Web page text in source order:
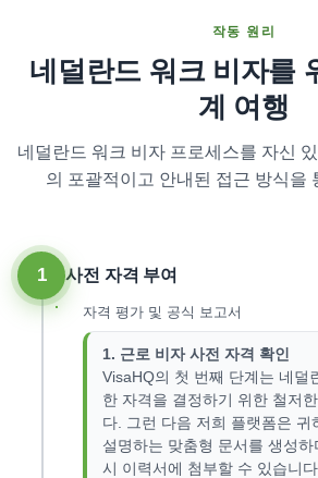
작동 원리
네덜란드 워크 비자를
계 여행
네덜란드 워크 비자 프로세스를 자신
의 포괄적이고 안내된 접근 방식을
1 사전 자격 부여
자격 평가 및 공식 보고서
1. 근로 비자 사전 자격 확인
VisaHQ의 첫 번째 단계는 네덜
한 자격을 결정하기 위한 철저
다. 그런 다음 저희 플랫폼은 귀
설명하는 맞춤형 문서를 생성
시 이력서에 첨부할 수 있습니